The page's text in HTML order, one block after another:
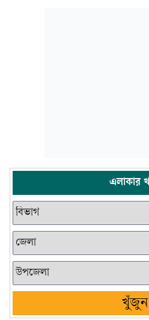
এলাকার
খুঁজুন